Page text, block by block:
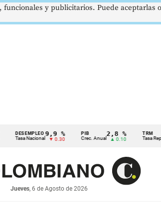
Nacional
9,9 %
▼ 0.30
PIB
Crec. Anual
2,8 %
▲ 0.10
TRM
Tasa Rep. Moneda
Jueves, 6 de Agosto de 2026
y publicitarios. Puede aceptarlas